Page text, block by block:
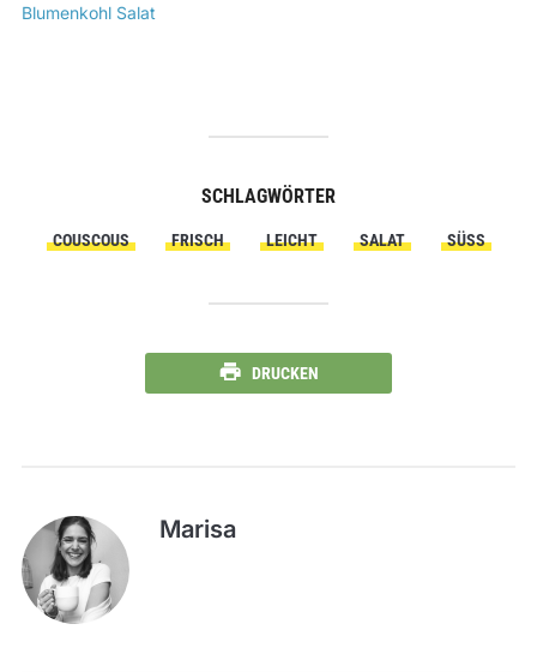
Blumenkohl Salat
SCHLAGWÖRTER
COUSCOUS FRISCH LEICHT SALAT SÜSS
DRUCKEN
Marisa